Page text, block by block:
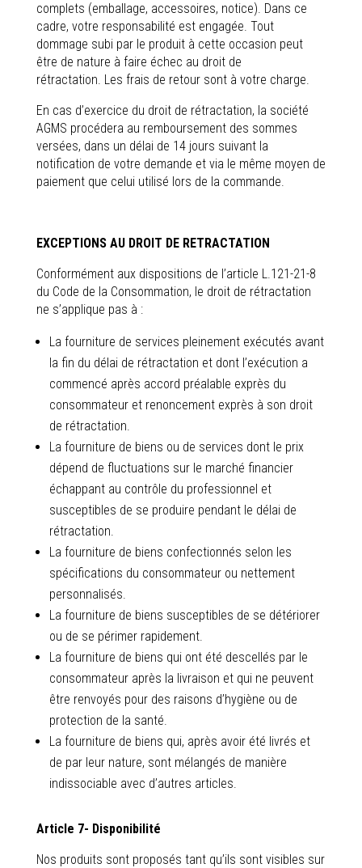
complets (emballage, accessoires, notice). Dans ce
cadre, votre responsabilité est engagée. Tout
dommage subi par le produit à cette occasion peut
être de nature à faire échec au droit de
rétractation. Les frais de retour sont à votre charge.
En cas d’exercice du droit de rétractation, la société
AGMS procédera au remboursement des sommes
versées, dans un délai de 14 jours suivant la
notification de votre demande et via le même moyen de
paiement que celui utilisé lors de la commande.
EXCEPTIONS AU DROIT DE RETRACTATION
Conformément aux dispositions de l’article L.121-21-8
du Code de la Consommation, le droit de rétractation
ne s’applique pas à :
La fourniture de services pleinement exécutés avant
la fin du délai de rétractation et dont l’exécution a
commencé après accord préalable exprès du
consommateur et renoncement exprès à son droit
de rétractation.
La fourniture de biens ou de services dont le prix
dépend de fluctuations sur le marché financier
échappant au contrôle du professionnel et
susceptibles de se produire pendant le délai de
rétractation.
La fourniture de biens confectionnés selon les
spécifications du consommateur ou nettement
personnalisés.
La fourniture de biens susceptibles de se détériorer
ou de se périmer rapidement.
La fourniture de biens qui ont été descellés par le
consommateur après la livraison et qui ne peuvent
être renvoyés pour des raisons d’hygiène ou de
protection de la santé.
La fourniture de biens qui, après avoir été livrés et
de par leur nature, sont mélangés de manière
indissociable avec d’autres articles.
Article 7- Disponibilité
Nos produits sont proposés tant qu’ils sont visibles sur